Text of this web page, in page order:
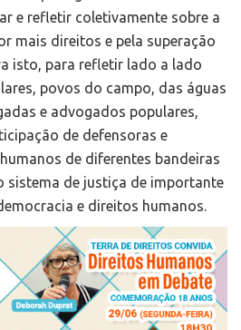
e refletir coletivamente sobre a
mais direitos e pela superação
isto, para refletir lado a lado
povos do campo, das águas
e advogados populares,
de defensoras e
de diferentes bandeiras
sistema de justiça de importante
e direitos humanos.